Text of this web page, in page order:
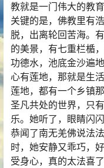
教就是一门伟大的教
关键的是，佛教里有
脱，出离轮回苦海。
的美景，有七重栏楯
功德水，池底金沙遍
心有莲地，那就是生
莲地，都有一个乡镇
圣凡共处的世界，只
乐。她听了，眼睛闪
恭闻了南无羌佛说法
时，她安静又乖巧，
受身心，真的太法喜了